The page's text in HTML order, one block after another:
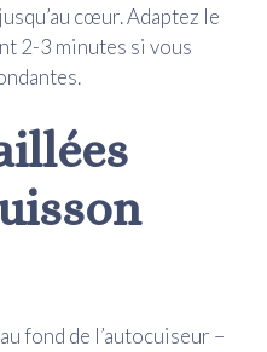
cœur. Adaptez le
2-3 minutes si vous
fond de l’autocuiseur –